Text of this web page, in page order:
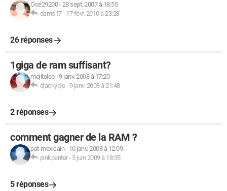
Océ29200-28 sept. 2007 à 18:55
dams17- 17 févr. 2010 à 23:28
26 réponses
1giga de ram suffisant?
mojitoleo-9 janv. 2008 à 17:20
djackydjo-9 janv. 2008 à 21:48
2 réponses
comment gagner de la RAM ?
pat-mexicain- 10 janv. 2008 à 12:09
pinkpenter- 5 juin 2009 à 18:35
5 réponses